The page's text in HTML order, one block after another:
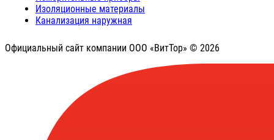
Изоляционные материалы
Канализация наружная
Официальный сайт компании ООО «ВитТор» © 2026